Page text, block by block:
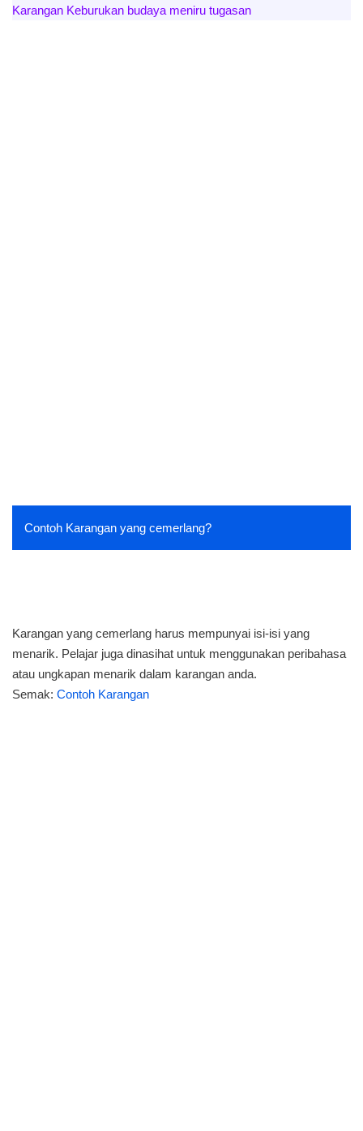
Karangan Keburukan budaya meniru tugasan
Contoh Karangan yang cemerlang?
Karangan yang cemerlang harus mempunyai isi-isi yang
menarik. Pelajar juga dinasihat untuk menggunakan peribahasa
atau ungkapan menarik dalam karangan anda.
Semak: Contoh Karangan